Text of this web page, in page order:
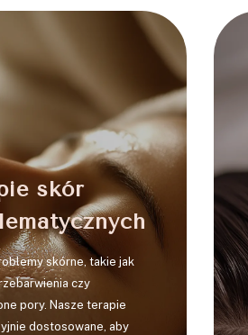
skór
skórne, takie jak
czy
pory. Nasze terapie
dostosowane, aby